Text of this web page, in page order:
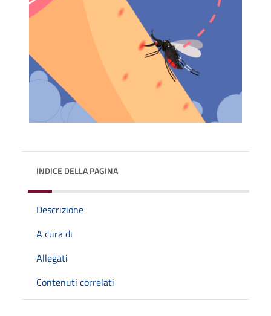
INDICE DELLA PAGINA
Descrizione
A cura di
Allegati
Contenuti correlati